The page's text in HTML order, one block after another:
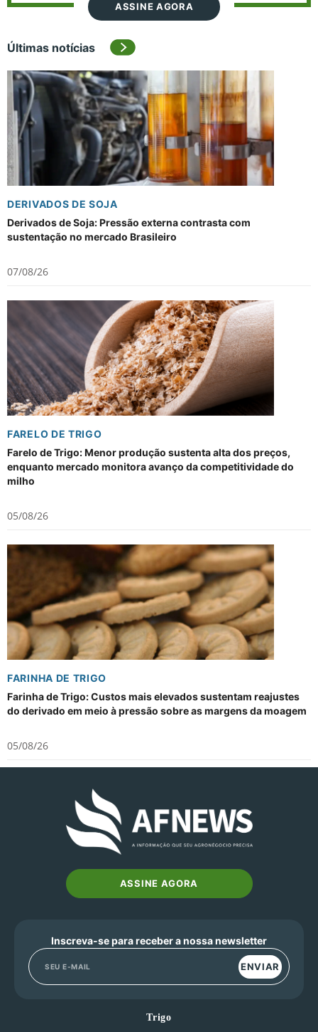
ASSINE AGORA
Últimas notícias
DERIVADOS DE SOJA
Derivados de Soja: Pressão externa contrasta com
sustentação no mercado Brasileiro
07/08/26
FARELO DE TRIGO
Farelo de Trigo: Menor produção sustenta alta dos preços,
enquanto mercado monitora avanço da competitividade do
milho
05/08/26
FARINHA DE TRIGO
Farinha de Trigo: Custos mais elevados sustentam reajustes
do derivado em meio à pressão sobre as margens da moagem
05/08/26
ASSINE AGORA
Inscreva-se para receber a nossa newsletter
ENVIAR
Trigo